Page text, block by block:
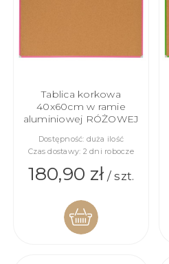
Tablica korkowa
40x60cm w ramie
aluminiowej RÓŻOWEJ
Dostępność: duża ilość
Czas dostawy: 2 dni robocze
180,90 zł/ szt.